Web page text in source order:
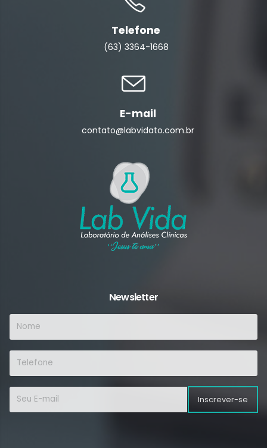
Telefone
(63) 3364-1668
E-mail
contato@labvidato.com.br
Newsletter
Inscrever-se